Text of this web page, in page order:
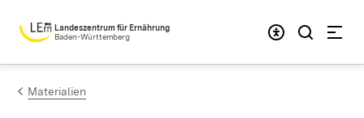
Zum Inhalt springen
Landeszentrum für Ernährung
Baden-Württemberg
Materialien